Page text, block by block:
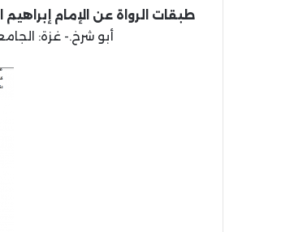
طبقات الرواة عن الإمام
أبو شرخ.- غزة: الجامعة الإسلامية، 1442